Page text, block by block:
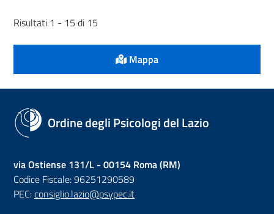
Risultati 1 - 15 di 15
Mappa
Ordine degli Psicologi del Lazio
via Ostiense 131/L - 00154 Roma (RM)
Codice Fiscale: 96251290589
PEC:consiglio.lazio@psypec.it